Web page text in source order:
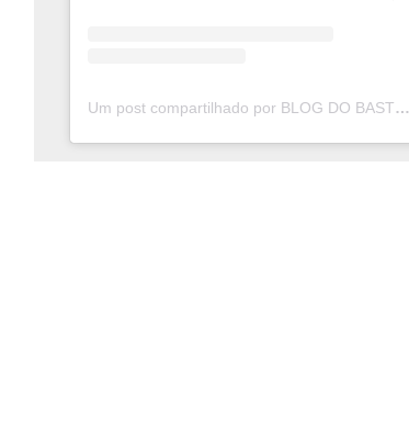
Um post compartilhado por BLOG DO BASTOS (@blogdobastos.noinsta)